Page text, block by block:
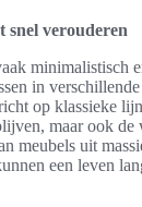
snel verouderen
minimalistisch
in
op klassieke
maar ook de
meubels uit
een leven